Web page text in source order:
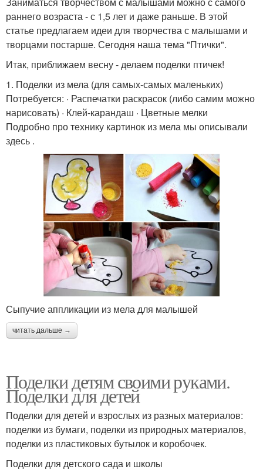
раннего возраста - с 1,5 лет и даже раньше. В этой
статье предлагаем идеи для творчества с малышами и
творцами постарше. Сегодня наша тема "Птички".
Итак, приближаем весну - делаем поделки птичек!
1. Поделки из мела (для самых-самых маленьких)
Потребуется: · Распечатки раскрасок (либо самим можно
нарисовать) · Клей-карандаш · Цветные мелки
Подробно про технику картинок из мела мы описывали
здесь .
Сыпучие аппликации из мела для малышей
читать дальше →
Поделки детям своими руками.
Поделки для детей
Поделки для детей и взрослых из разных материалов:
поделки из бумаги, поделки из природных материалов,
поделки из пластиковых бутылок и коробочек.
Поделки для детского сада и школы